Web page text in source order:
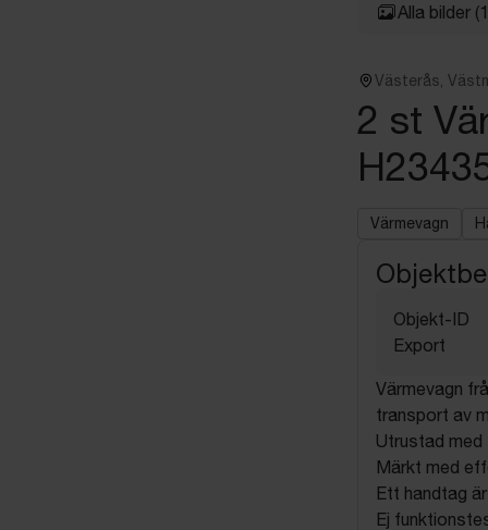
Alla bilder
Västerås,
2 st
Värmevagn
Objekt-ID
Export
Värmevagn
transport av
Utrustad med
Märkt med
Ett handtag
Ej